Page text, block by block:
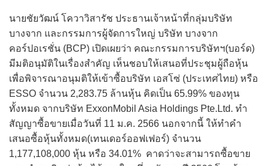
นายชัยวัฒน์ โควาวิสารัช ประธานเจ้าหน้าที่กลุ่มบริษัท
บางจาก และกรรมการผู้จัดการใหญ่ บริษัท บางจาก
คอร์ปอเรชั่น (BCP) เปิดเผยว่า คณะกรรมการบริษัทฯ(บอร์ด)
มีมติอนุมัติในเรื่องสำคัญ เห็นชอบให้เสนอที่ประชุมผู้ถือหุ้น
เพื่อพิจารณาอนุมติให้เข้าซื้อบริษัท เอสโซ่ (ประเทศไทย) หรือ
ESSO จำนวน 2,283.75 ล้านหุ้น คิดเป็น 65.99% ของทุน
ทั้งหมด จากบริษัท ExxonMobil Asia Holdings Pte.Ltd. ทำ
สัญญาซื้อขายเมื่อวันที่ 11 ม.ค. 2566 นอกจากนี้ ให้ทำคำ
เสนอซื้อหุ้นทั้งหมด(เทนเดอร์ออฟเฟอร์) จำนวน
1,177,108,000 หุ้น หรือ 34.01% คาดว่าจะสามารถซื้อขาย